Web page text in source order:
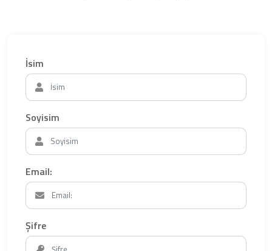
İsim
Soyisim
Email:
Şifre